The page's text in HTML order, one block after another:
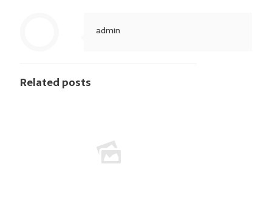
admin
Related posts